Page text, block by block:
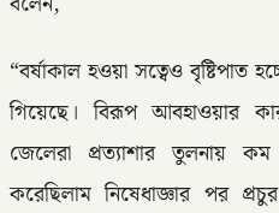
“বর্ষাকাল হওয়া সত্বেও বৃষ্টিপাত
গিয়েছে। বিরূপ আবহাওয়ার
জেলেরা প্রত্যাশার তুলনায়
করেছিলাম নিষেধাজ্ঞার পর